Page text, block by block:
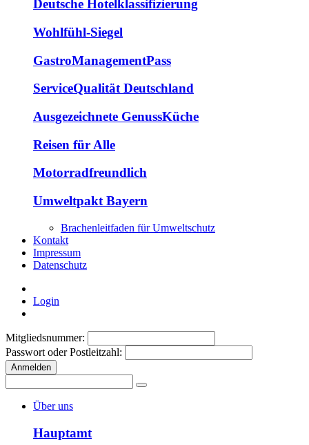
Deutsche Hotelklassifizierung
Wohlfühl-Siegel
GastroManagementPass
ServiceQualität Deutschland
Ausgezeichnete GenussKüche
Reisen für Alle
Motorradfreundlich
Umweltpakt Bayern
Brachenleitfaden für Umweltschutz
Kontakt
Impressum
Datenschutz
Login
Mitgliedsnummer:
Passwort oder Postleitzahl:
Anmelden
Über uns
Hauptamt